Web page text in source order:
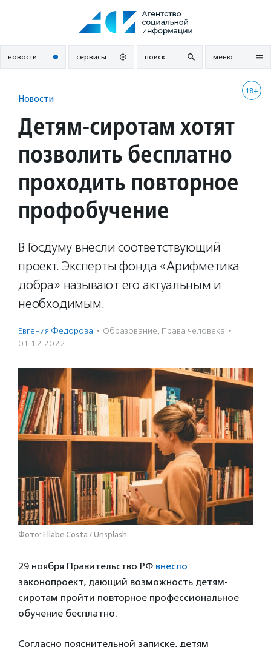
новости сервисы поиск меню
18+
Новости
Детям-сиротам хотят
позволить бесплатно
проходить повторное
профобучение
В Госдуму внесли соответствующий
проект. Эксперты фонда «Арифметика
добра» называют его актуальным и
необходимым.
Евгения Федорова · Образование, Права человека ·
01.12.2022
Фото: Eliabe Costa / Unsplash
29 ноября Правительство РФ внесло
законопроект, дающий возможность детям-
сиротам пройти повторное профессиональное
обучение бесплатно.
Согласно пояснительной записке, детям